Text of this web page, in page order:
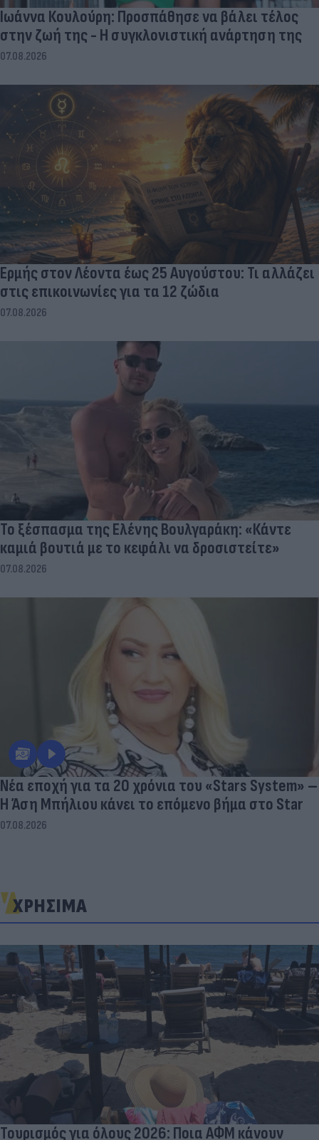
Ιωάννα Κουλούρη: Προσπάθησε να βάλει τέλος
στην ζωή της - Η συγκλονιστική ανάρτηση της
07.08.2026
Ερμής στον Λέοντα έως 25 Αυγούστου: Τι αλλάζει
στις επικοινωνίες για τα 12 ζώδια
07.08.2026
Το ξέσπασμα της Ελένης Βουλγαράκη: «Κάντε
καμιά βουτιά με το κεφάλι να δροσιστείτε»
07.08.2026
Νέα εποχή για τα 20 χρόνια του «Stars System» –
Η Άση Μπήλιου κάνει το επόμενο βήμα στο Star
07.08.2026
ΧΡΗΣΙΜΑ
Τουρισμός για όλους 2026: Ποια ΑΦΜ κάνουν